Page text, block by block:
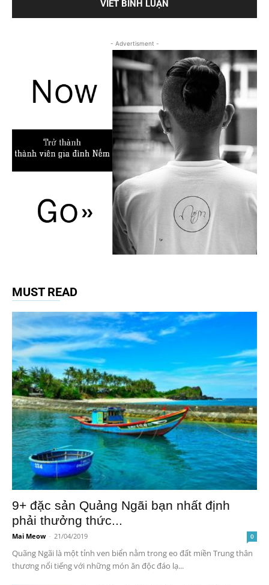
- Advertisment -
MUST READ
9+ đặc sản Quảng Ngãi bạn nhất định
phải thưởng thức...
Mai Meow - 21/04/2019 0
Quãng Ngãi là một tỉnh ven biển nằm trong eo đất miền Trung thân
thương nổi tiếng với những món ăn độc đáo lạ...